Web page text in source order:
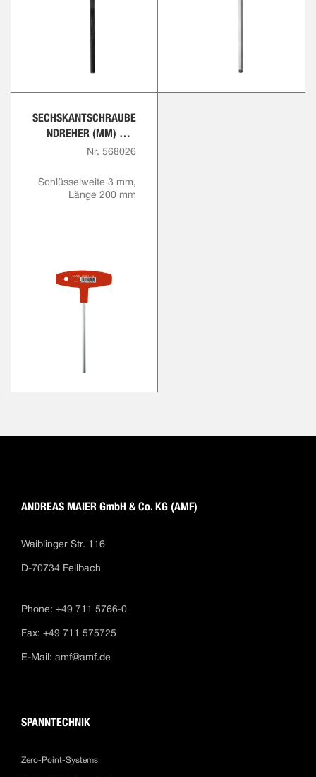
SECHSKANTSCHRAUBE
NDREHER (MM) MIT
QUERGRIFF
Nr. 568026
Schlüsselweite 3 mm,
Länge 200 mm
ANDREAS MAIER GmbH & Co. KG (AMF)
Waiblinger Str. 116
D-70734 Fellbach
Phone: +49 711 5766-0
Fax: +49 711 575725
E-Mail: amf@amf.de
SPANNTECHNIK
Zero-Point-Systems